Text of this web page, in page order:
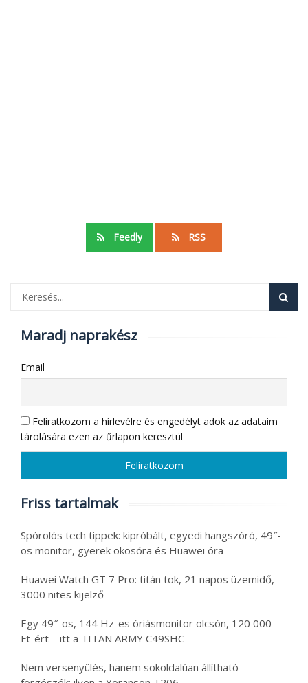
Feedly RSS
Maradj naprakész
Email
Feliratkozom a hírlevélre és engedélyt adok az adataim
tárolására ezen az űrlapon keresztül
Friss tartalmak
Spórolós tech tippek: kipróbált, egyedi hangszóró, 49″-
os monitor, gyerek okosóra és Huawei óra
Huawei Watch GT 7 Pro: titán tok, 21 napos üzemidő,
3000 nites kijelző
Egy 49″-os, 144 Hz-es óriásmonitor olcsón, 120 000
Ft-ért – itt a TITAN ARMY C49SHC
Nem versenyülés, hanem sokoldalúan állítható